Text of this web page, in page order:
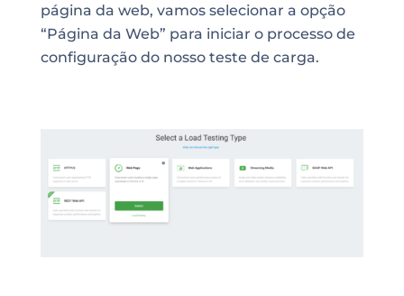
página da web, vamos selecionar a opção
“Página da Web” para iniciar o processo de
configuração do nosso teste de carga.